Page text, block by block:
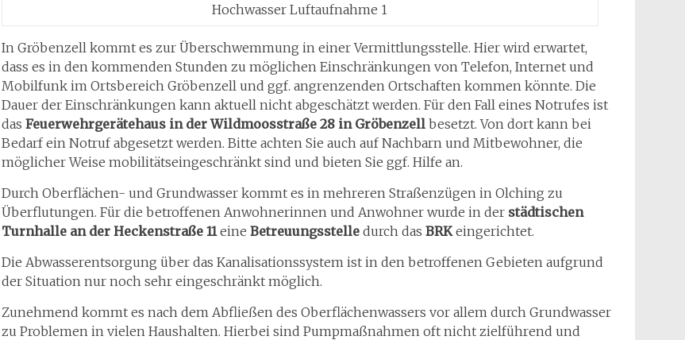
Hochwasser Luftaufnahme 1
In Gröbenzell kommt es zur Überschwemmung in einer Vermittlungsstelle. Hier wird erwartet,
dass es in den kommenden Stunden zu möglichen Einschränkungen von Telefon, Internet und
Mobilfunk im Ortsbereich Gröbenzell und ggf. angrenzenden Ortschaften kommen könnte. Die
Dauer der Einschränkungen kann aktuell nicht abgeschätzt werden. Für den Fall eines Notrufes ist
das Feuerwehrgerätehaus in der Wildmoosstraße 28 in Gröbenzellbesetzt. Von dort kann bei
Bedarf ein Notruf abgesetzt werden. Bitte achten Sie auch auf Nachbarn und Mitbewohner, die
möglicher Weise mobilitätseingeschränkt sind und bieten Sie ggf. Hilfe an.
Durch Oberflächen- und Grundwasser kommt es in mehreren Straßenzügen in Olching zu
Überflutungen. Für die betroffenen Anwohnerinnen und Anwohner wurde in der städtischen
Turnhalle an der Heckenstraße 11eine Betreuungsstelledurch das BRKeingerichtet.
Die Abwasserentsorgung über das Kanalisationssystem ist in den betroffenen Gebieten aufgrund
der Situation nur noch sehr eingeschränkt möglich.
Zunehmend kommt es nach dem Abfließen des Oberflächenwassers vor allem durch Grundwasser
zu Problemen in vielen Haushalten. Hierbei sind Pumpmaßnahmen oft nicht zielführend und